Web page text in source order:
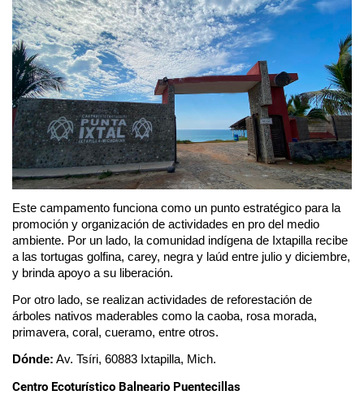
Este campamento funciona como un punto estratégico para la
promoción y organización de actividades en pro del medio
ambiente. Por un lado, la comunidad indígena de Ixtapilla recibe
a las tortugas golfina, carey, negra y laúd entre julio y diciembre,
y brinda apoyo a su liberación.
Por otro lado, se realizan actividades de reforestación de
árboles nativos maderables como la caoba, rosa morada,
primavera, coral, cueramo, entre otros.
Dónde: Av. Tsíri, 60883 Ixtapilla, Mich.
Centro Ecoturístico Balneario Puentecillas